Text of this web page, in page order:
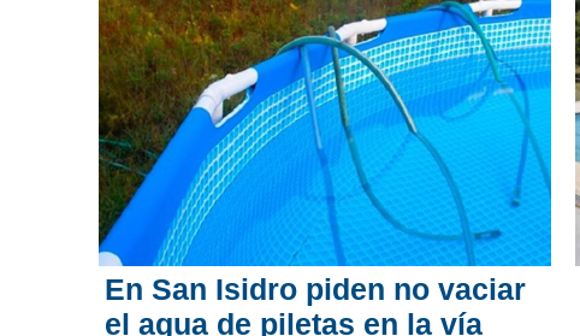
En San Isidro piden no vaciar
el agua de piletas en la vía